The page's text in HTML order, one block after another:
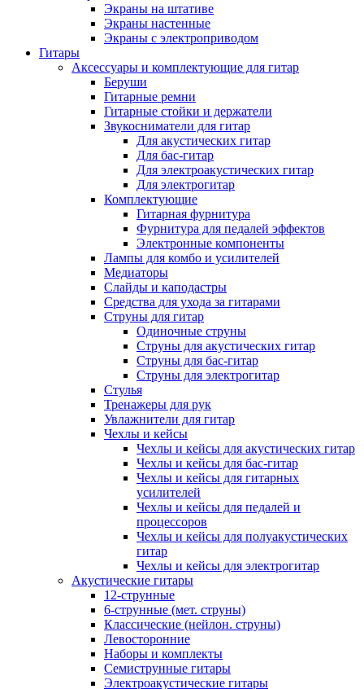
Экраны на штативе
Экраны настенные
Экраны с электроприводом
Гитары
Аксессуары и комплектующие для гитар
Беруши
Гитарные ремни
Гитарные стойки и держатели
Звукосниматели для гитар
Для акустических гитар
Для бас-гитар
Для электроакустических гитар
Для электрогитар
Комплектующие
Гитарная фурнитура
Фурнитура для педалей эффектов
Электронные компоненты
Лампы для комбо и усилителей
Медиаторы
Слайды и каподастры
Средства для ухода за гитарами
Струны для гитар
Одиночные струны
Струны для акустических гитар
Струны для бас-гитар
Струны для электрогитар
Стулья
Тренажеры для рук
Увлажнители для гитар
Чехлы и кейсы
Чехлы и кейсы для акустических гитар
Чехлы и кейсы для бас-гитар
Чехлы и кейсы для гитарных
усилителей
Чехлы и кейсы для педалей и
процессоров
Чехлы и кейсы для полуакустических
гитар
Чехлы и кейсы для электрогитар
Акустические гитары
12-струнные
6-струнные (мет. струны)
Классические (нейлон. струны)
Левосторонние
Наборы и комплекты
Семиструнные гитары
Электроакустические гитары